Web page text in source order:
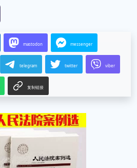
mastodon messenger
telegram twitter viber
复制链接